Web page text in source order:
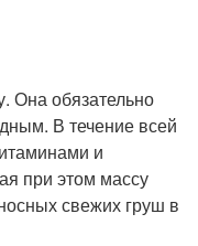
Она обязательно
В течение всей
и
при этом массу
свежих груш в